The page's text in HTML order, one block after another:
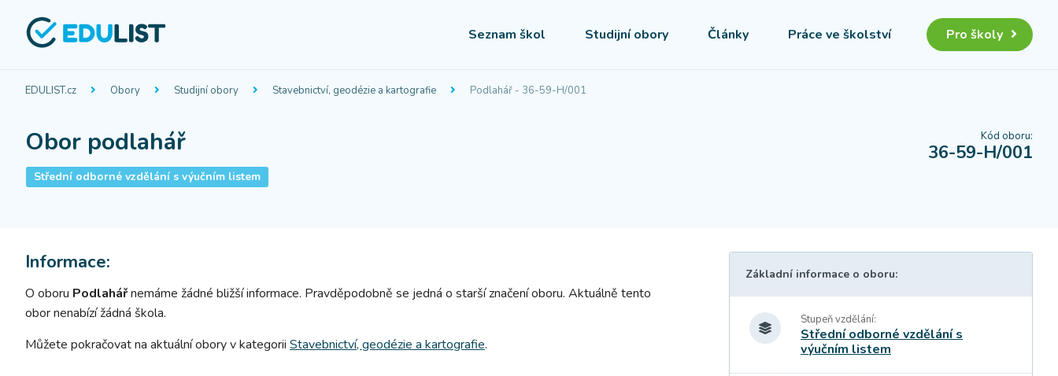
Seznam škol Studijní obory Články Práce ve školství Pro školy
EDULIST.cz Obory Studijní obory Stavebnictví, geodézie a kartografie Podlahář - 36-59-H/001
Kód oboru:
36-59-H/001
Obor podlahář
Střední odborné vzdělání s výučním listem
Informace:
O oboru Podlahářnemáme žádné bližší informace. Pravděpodobně se jedná o starší značení oboru. Aktuálně tento
obor nenabízí žádná škola.
Můžete pokračovat na aktuální obory v kategorii Stavebnictví, geodézie a kartografie.
Základní informace o oboru:
Stupeň vzdělání:
Střední odborné vzdělání s
výučním listem